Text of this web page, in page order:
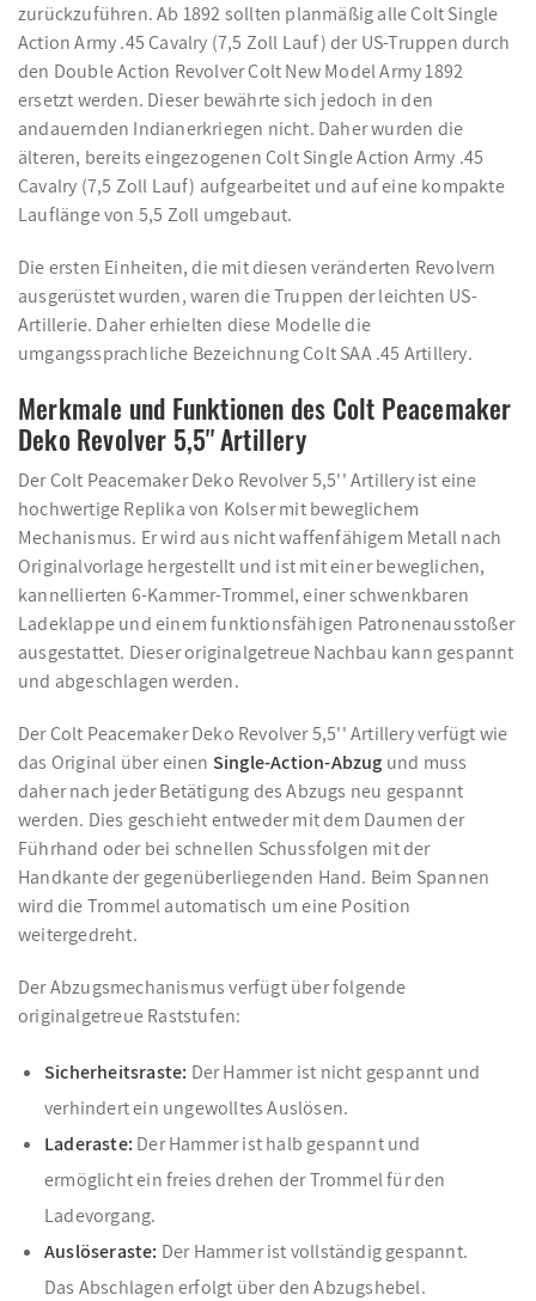
zurückzuführen. Ab 1892 sollten planmäßig alle Colt Single
Action Army .45 Cavalry (7,5 Zoll Lauf) der US-Truppen durch
den Double Action Revolver Colt New Model Army 1892
ersetzt werden. Dieser bewährte sich jedoch in den
andauernden Indianerkriegen nicht. Daher wurden die
älteren, bereits eingezogenen Colt Single Action Army .45
Cavalry (7,5 Zoll Lauf) aufgearbeitet und auf eine kompakte
Lauflänge von 5,5 Zoll umgebaut.
Die ersten Einheiten, die mit diesen veränderten Revolvern
ausgerüstet wurden, waren die Truppen der leichten US-
Artillerie. Daher erhielten diese Modelle die
umgangssprachliche Bezeichnung Colt SAA .45 Artillery.
Merkmale und Funktionen des Colt Peacemaker
Deko Revolver 5,5'' Artillery
Der Colt Peacemaker Deko Revolver 5,5'' Artillery ist eine
hochwertige Replika von Kolser mit beweglichem
Mechanismus. Er wird aus nicht waffenfähigem Metall nach
Originalvorlage hergestellt und ist mit einer beweglichen,
kannellierten 6-Kammer-Trommel, einer schwenkbaren
Ladeklappe und einem funktionsfähigen Patronenausstoßer
ausgestattet. Dieser originalgetreue Nachbau kann gespannt
und abgeschlagen werden.
Der Colt Peacemaker Deko Revolver 5,5'' Artillery verfügt wie
das Original über einen Single-Action-Abzug und muss
daher nach jeder Betätigung des Abzugs neu gespannt
werden. Dies geschieht entweder mit dem Daumen der
Führhand oder bei schnellen Schussfolgen mit der
Handkante der gegenüberliegenden Hand. Beim Spannen
wird die Trommel automatisch um eine Position
weitergedreht.
Der Abzugsmechanismus verfügt über folgende
originalgetreue Raststufen:
Sicherheitsraste: Der Hammer ist nicht gespannt und
verhindert ein ungewolltes Auslösen.
Laderaste: Der Hammer ist halb gespannt und
ermöglicht ein freies drehen der Trommel für den
Ladevorgang.
Auslöseraste: Der Hammer ist vollständig gespannt.
Das Abschlagen erfolgt über den Abzugshebel.